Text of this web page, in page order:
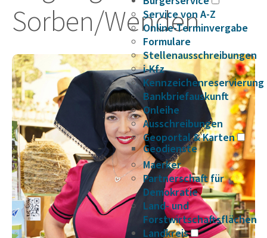
Service von A-Z
Online-Terminvergabe
Formulare
Stellenausschreibungen
i-Kfz
Kennzeichenreservierung
Bankbriefauskunft
Onleihe
Ausschreibungen
Geoportal & Karten
Geodienste
Maerker
Partnerschaft für
Demokratie
Land- und
Forstwirtschaftsflächen
Landkreis
Sorben/Wenden